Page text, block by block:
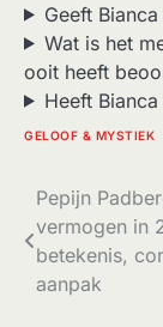
Geeft
Wat is het
ooit heeft
Heeft
GELOOF & MYSTIEK
Bericht
navigatie
Pepijn
vermogen in
betekenis,
aanpak